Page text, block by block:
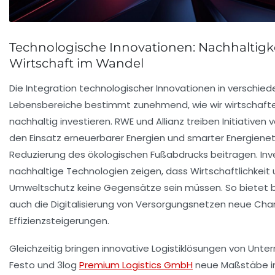
Technologische Innovationen:
Wirtschaft im Wandel
Die Integration technologischer Innovationen in
Lebensbereiche bestimmt zunehmend, wie wir
nachhaltig investieren. RWE und Allianz treiben Initiativen
den Einsatz erneuerbarer Energien und smarter
Reduzierung des ökologischen Fußabdrucks beitragen.
nachhaltige Technologien zeigen, dass Wirtschaftlichkeit
Umweltschutz keine Gegensätze sein müssen. So bietet
auch die Digitalisierung von Versorgungsnetzen neue
Effizienzsteigerungen.
Gleichzeitig bringen innovative Logistiklösungen von
Festo und 3log Premium Logistics GmbHneue Maßstäbe